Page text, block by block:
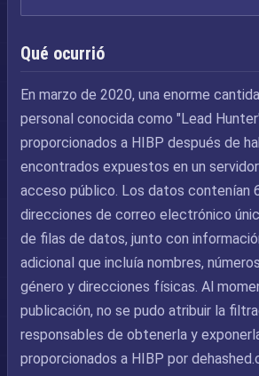
Qué ocurrió
En marzo de 2020, una enorme
personal conocida como "Lead
proporcionados a HIBP después de
encontrados expuestos en un
acceso público. Los datos contenían
direcciones de correo electrónico
de filas de datos, junto con
adicional que incluía nombres,
género y direcciones físicas. Al
publicación, no se pudo atribuir la
responsables de obtenerla y
proporcionados a HIBP por